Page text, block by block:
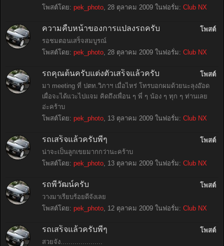
โพสต์โดย: pek_photo, 28 ตุลาคม 2009 ในฟอรั่ม: Club NX
โพสต์
ความคืบหน้าของการแปลงรถครับ
รอชมตอนเสร็จสมบูรณ์
โพสต์โดย: pek_photo, 28 ตุลาคม 2009 ในฟอรั่ม: Club NX
โพสต์
รถคุณต้นครับแต่งตัวเสร็จแล้วครับ
มา meeting ที่ ปตท.วิภาฯ เมื่อไหร่ โทรบอกผมด้วยนะลุงอ๊อด
เผื่อจะได้แวะไปแจม คิดถึงเพื่อน ๆ พี่ ๆ น้อง ๆ ทุก ๆ ท่านเลย
อ่ะคร้าบ
โพสต์โดย: pek_photo, 13 ตุลาคม 2009 ในฟอรั่ม: Club NX
โพสต์
รถเสร็จแล้วครับพี่ๆ
น่าจะเป็นลูกเขยมากกว่านะคร้าบ
โพสต์โดย: pek_photo, 13 ตุลาคม 2009 ในฟอรั่ม: Club NX
โพสต์
รถพี่วัฒน์ครับ
วางมาเรียบร้อยดีจังเลย
โพสต์โดย: pek_photo, 12 ตุลาคม 2009 ในฟอรั่ม: Club NX
โพสต์
รถเสร็จแล้วครับพี่ๆ
สวยจัง.....................